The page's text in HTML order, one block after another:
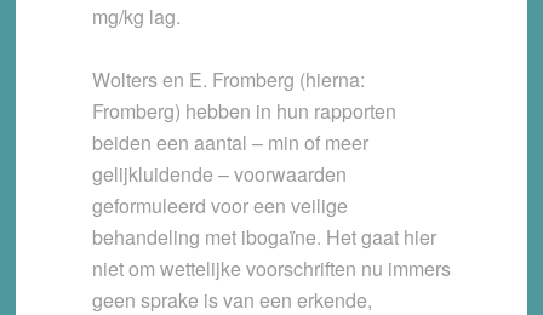
mg/kg lag.
Wolters en E. Fromberg (hierna:
Fromberg) hebben in hun rapporten
beiden een aantal – min of meer
gelijkluidende – voorwaarden
geformuleerd voor een veilige
behandeling met ibogaïne. Het gaat hier
niet om wettelijke voorschriften nu immers
geen sprake is van een erkende,